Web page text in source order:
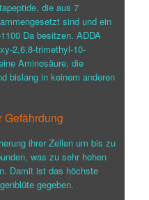
die aus 7
sind und ein
Da besitzen. ADDA
2,6,8-trimethyl-10-
Aminosäure, die
bislang in keinem anderen
Gefährdung
ihrer Zellen um bis zu
was zu sehr hohen
Damit ist das höchste
gegeben.